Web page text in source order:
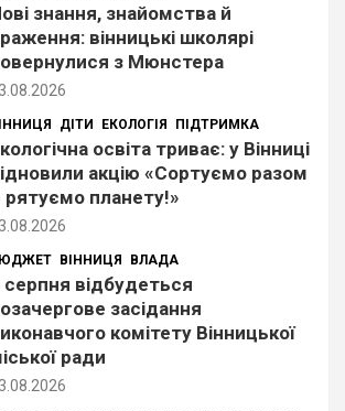
знання, знайомства й
вінницькі школярі
з Мюнстера
ДІТИ ЕКОЛОГІЯ ПІДТРИМКА
освіта триває: у Вінниці
акцію «Сортуємо разом
рятуємо планету!»
ВІННИЦЯ ВЛАДА
серпня відбудеться
засідання
комітету Вінницької
ради